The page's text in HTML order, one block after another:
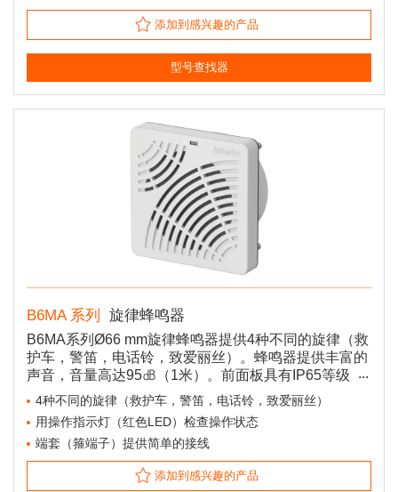
添加到感兴趣的产品
型号查找器
B6MA 系列 旋律蜂鸣器
B6MA系列Ø66 mm旋律蜂鸣器提供4种不同的旋律（救
护车，警笛，电话铃，致爱丽丝）。蜂鸣器提供丰富的
声音，音量高达95㏈（1米）。前面板具有IP65等级，
并且可以安全地应用于潮湿或灰尘环境中。
4种不同的旋律（救护车，警笛，电话铃，致爱丽丝）
用操作指示灯（红色LED）检查操作状态
端套（箍端子）提供简单的接线
添加到感兴趣的产品